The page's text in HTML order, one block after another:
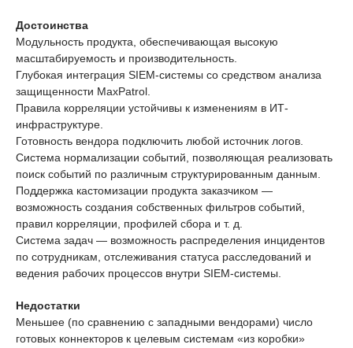
Достоинства
Модульность продукта, обеспечивающая высокую
масштабируемость и производительность.
Глубокая интеграция SIEM-системы со средством анализа
защищенности MaxPatrol.
Правила корреляции устойчивы к изменениям в ИТ-
инфраструктуре.
Готовность вендора подключить любой источник логов.
Система нормализации событий, позволяющая реализовать
поиск событий по различным структурированным данным.
Поддержка кастомизации продукта заказчиком —
возможность создания собственных фильтров событий,
правил корреляции, профилей сбора и т. д.
Система задач — возможность распределения инцидентов
по сотрудникам, отслеживания статуса расследований и
ведения рабочих процессов внутри SIEM-системы.
Недостатки
Меньшее (по сравнению с западными вендорами) число
готовых коннекторов к целевым системам «из коробки»